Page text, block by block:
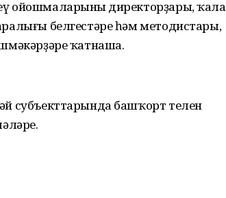
ойошмаларының директорҙары, ҡала
белгестәре һәм методистары,
ҡатнаша.
субъекттарында башҡорт телен